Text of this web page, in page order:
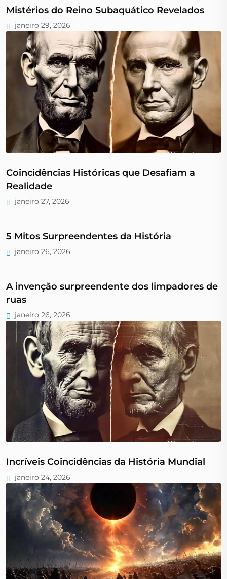
Mistérios do Reino Subaquático Revelados
janeiro 29, 2026
Coincidências Históricas que Desafiam a
Realidade
janeiro 27, 2026
5 Mitos Surpreendentes da História
janeiro 26, 2026
A invenção surpreendente dos limpadores de
ruas
janeiro 26, 2026
Incríveis Coincidências da História Mundial
janeiro 24, 2026